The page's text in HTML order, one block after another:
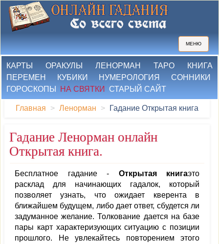
МЕНЮ
КАРТЫ ОРАКУЛЫ ЛЕНОРМАН ТАРО
КНИГА
ПЕРЕМЕН
КУБИКИ НУМЕРОЛОГИЯ
СОННИКИ
ГОРОСКОПЫ
НА СВЯТКИ СТАРЫЙ САЙТ
Главная Ленорман Гадание Открытая книга
Гадание Ленорман онлайн
Открытая книга.
Бесплатное гадание - Открытая книгаэто
расклад для начинающих гадалок, который
позволяет узнать, что ожидает кверента в
ближайшем будущем, либо дает ответ, сбудется ли
задуманное желание. Толкование дается на базе
пары карт характеризующих ситуацию с позиции
прошлого. Не увлекайтесь повторением этого